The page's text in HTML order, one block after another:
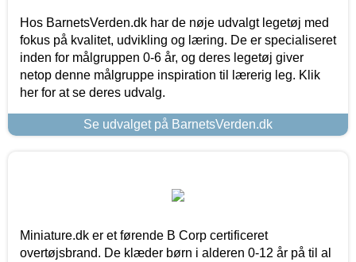
Hos BarnetsVerden.dk har de nøje udvalgt legetøj med
fokus på kvalitet, udvikling og læring. De er specialiseret
inden for målgruppen 0-6 år, og deres legetøj giver
netop denne målgruppe inspiration til lærerig leg. Klik
her for at se deres udvalg.
Se udvalget på BarnetsVerden.dk
Miniature.dk er et førende B Corp certificeret
overtøjsbrand. De klæder børn i alderen 0-12 år på til al